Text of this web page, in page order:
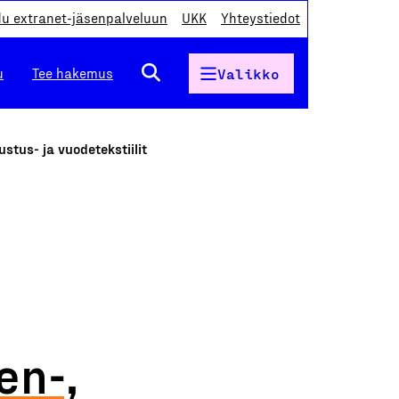
extranet-jäsenpalveluun UKK Yhteystiedot
Tee hakemus Valikko
ja vuodetekstiilit
,